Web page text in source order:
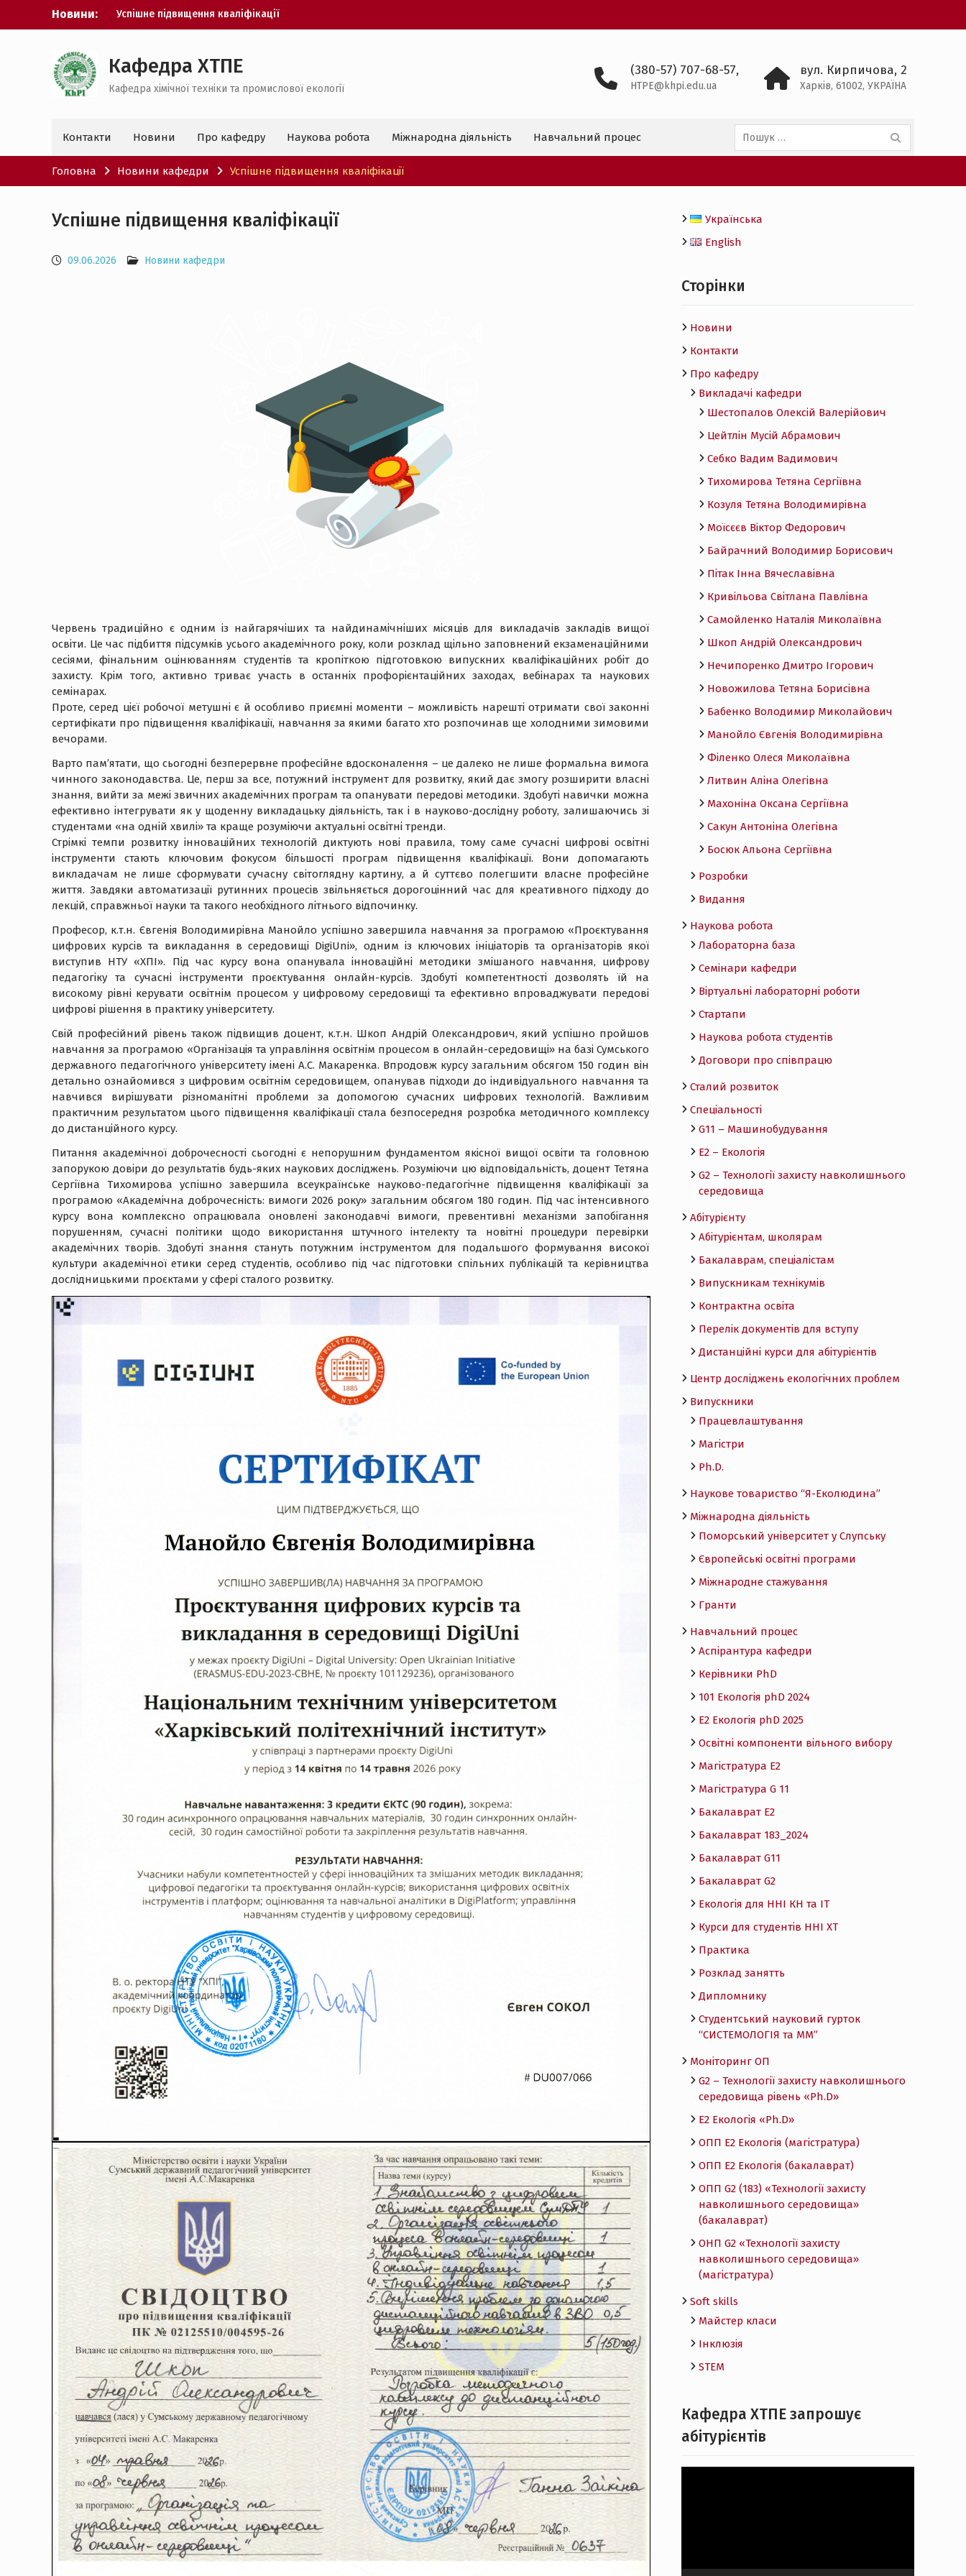
Новини:
Наукова робота студента
Екватор захистів дисертацій
спеціальності 183
Стартап-проєкти кафедри
Успішне підвищення кваліфікації
Кафедра ХТПЕ
Кафедра хімічної техніки та промислової екології
(380-57) 707-68-57,
HTPE@khpi.edu.ua
вул. Кирпичова, 2
Харків, 61002, УКРАЇНА
Контакти Новини Про кафедру Наукова робота Міжнародна діяльність Навчальний процес
Пошук:
Головна Новини кафедри Успішне підвищення кваліфікації
Успішне підвищення кваліфікації
09.06.2026 Новини кафедри
Червень традиційно є одним із найгарячіших та найдинамічніших місяців для викладачів закладів вищої
освіти. Це час підбиття підсумків усього академічного року, коли розклад щільно заповнений екзаменаційними
сесіями, фінальним оцінюванням студентів та кропіткою підготовкою випускних кваліфікаційних робіт до
захисту. Крім того, активно триває участь в останніх профорієнтаційних заходах, вебінарах та наукових
семінарах.
Проте, серед цієї робочої метушні є й особливо приємні моменти – можливість нарешті отримати свої законні
сертифікати про підвищення кваліфікації, навчання за якими багато хто розпочинав ще холодними зимовими
вечорами.
Варто пам’ятати, що сьогодні безперервне професійне вдосконалення – це далеко не лише формальна вимога
чинного законодавства. Це, перш за все, потужний інструмент для розвитку, який дає змогу розширити власні
знання, вийти за межі звичних академічних програм та опанувати передові методики. Здобуті навички можна
ефективно інтегрувати як у щоденну викладацьку діяльність, так і в науково-дослідну роботу, залишаючись зі
студентами «на одній хвилі» та краще розуміючи актуальні освітні тренди.
Стрімкі темпи розвитку інноваційних технологій диктують нові правила, тому саме сучасні цифрові освітні
інструменти стають ключовим фокусом більшості програм підвищення кваліфікації. Вони допомагають
викладачам не лише сформувати сучасну світоглядну картину, а й суттєво полегшити власне професійне
життя. Завдяки автоматизації рутинних процесів звільняється дорогоцінний час для креативного підходу до
лекцій, справжньої науки та такого необхідного літнього відпочинку.
Професор, к.т.н. Євгенія Володимирівна Манойло успішно завершила навчання за програмою «Проєктування
цифрових курсів та викладання в середовищі DigiUni», одним із ключових ініціаторів та організаторів якої
виступив НТУ «ХПІ». Під час курсу вона опанувала інноваційні методики змішаного навчання, цифрову
педагогіку та сучасні інструменти проєктування онлайн-курсів. Здобуті компетентності дозволять їй на
високому рівні керувати освітнім процесом у цифровому середовищі та ефективно впроваджувати передові
цифрові рішення в практику університету.
Свій професійний рівень також підвищив доцент, к.т.н. Шкоп Андрій Олександрович, який успішно пройшов
навчання за програмою «Організація та управління освітнім процесом в онлайн-середовищі» на базі Сумського
державного педагогічного університету імені А.С. Макаренка. Впродовж курсу загальним обсягом 150 годин він
детально ознайомився з цифровим освітнім середовищем, опанував підходи до індивідуального навчання та
навчився вирішувати різноманітні проблеми за допомогою сучасних цифрових технологій. Важливим
практичним результатом цього підвищення кваліфікації стала безпосередня розробка методичного комплексу
до дистанційного курсу.
Питання академічної доброчесності сьогодні є непорушним фундаментом якісної вищої освіти та головною
запорукою довіри до результатів будь-яких наукових досліджень. Розуміючи цю відповідальність, доцент Тетяна
Сергіївна Тихомирова успішно завершила всеукраїнське науково-педагогічне підвищення кваліфікації за
програмою «Академічна доброчесність: вимоги 2026 року» загальним обсягом 180 годин. Під час інтенсивного
курсу вона комплексно опрацювала оновлені законодавчі вимоги, превентивні механізми запобігання
порушенням, сучасні політики щодо використання штучного інтелекту та новітні процедури перевірки
академічних творів. Здобуті знання стануть потужним інструментом для подальшого формування високої
культури академічної етики серед студентів, особливо під час підготовки спільних публікацій та керівництва
дослідницькими проєктами у сфері сталого розвитку.
Українська
English
Сторінки
Новини
Контакти
Про кафедру
Викладачі кафедри
Шестопалов Олексій Валерійович
Цейтлін Мусій Абрамович
Себко Вадим Вадимович
Тихомирова Тетяна Сергіївна
Козуля Тетяна Володимирівна
Моїсєєв Віктор Федорович
Байрачний Володимир Борисович
Пітак Інна Вячеславівна
Кривільова Світлана Павлівна
Самойленко Наталія Миколаївна
Шкоп Андрій Олександрович
Нечипоренко Дмитро Ігорович
Новожилова Тетяна Борисівна
Бабенко Володимир Миколайович
Манойло Євгенія Володимирівна
Філенко Олеся Миколаївна
Литвин Аліна Олегівна
Махоніна Оксана Сергіївна
Сакун Антоніна Олегівна
Босюк Альона Сергіївна
Розробки
Видання
Наукова робота
Лабораторна база
Семінари кафедри
Віртуальні лабораторні роботи
Стартапи
Наукова робота студентів
Договори про співпрацю
Сталий розвиток
Спеціальності
G11 – Машинобудування
E2 – Екологія
G2 – Технології захисту навколишнього
середовища
Абітурієнту
Абітурієнтам, школярам
Бакалаврам, спеціалістам
Випускникам технікумів
Контрактна освіта
Перелік документів для вступу
Дистанційні курси для абітурієнтів
Центр досліджень екологічних проблем
Випускники
Працевлаштування
Магістри
Ph.D.
Наукове товариство “Я-Еколюдина”
Міжнародна діяльність
Поморський університет у Слупську
Європейські освітні програми
Міжнародне стажування
Гранти
Навчальний процес
Аспірантура кафедри
Керівники PhD
101 Екологія phD 2024
Е2 Екологія phD 2025
Освітні компоненти вільного вибору
Магістратура E2
Магістратура G 11
Бакалаврат E2
Бакалаврат 183_2024
Бакалаврат G11
Бакалаврат G2
Екологія для ННІ КН та ІТ
Курси для студентів ННІ ХТ
Практика
Розклад занятть
Дипломнику
Студентський науковий гурток
“СИСТЕМОЛОГІЯ та ММ”
Моніторинг ОП
G2 – Технології захисту навколишнього
середовища рівень «Ph.D»
Е2 Екологія «Ph.D»
ОПП Е2 Екологія (магістратура)
ОПП Е2 Екологія (бакалаврат)
ОПП G2 (183) «Технології захисту
навколишнього середовища»
(бакалаврат)
ОНП G2 «Технології захисту
навколишнього середовища»
(магістратура)
Soft skills
Майстер класи
Інклюзія
STEM
Кафедра ХТПЕ запрошує
абітурієнтів